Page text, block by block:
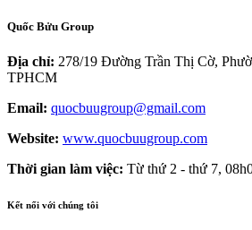
Quốc Bửu Group
Địa chỉ: 278/19 Đường Trần Thị Cờ,
TPHCM
Email: quocbuugroup@gmail.com
Website: www.quocbuugroup.com
Thời gian làm việc: Từ thứ 2 - thứ 7,
Kết nối với chúng tôi